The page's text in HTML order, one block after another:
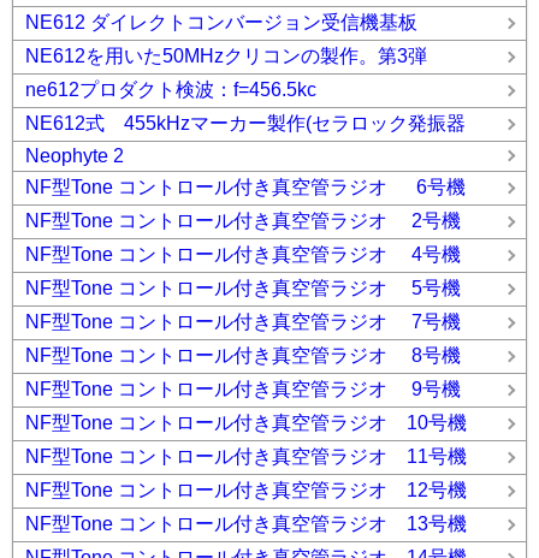
NE612 ダイレクトコンバージョン受信機基板
NE612を用いた50MHzクリコンの製作。第3弾
ne612プロダクト検波：f=456.5kc
NE612式 455kHzマーカー製作(セラロック発振器
Neophyte 2
NF型Tone コントロール付き真空管ラジオ 6号機
NF型Tone コントロール付き真空管ラジオ 2号機
NF型Tone コントロール付き真空管ラジオ 4号機
NF型Tone コントロール付き真空管ラジオ 5号機
NF型Tone コントロール付き真空管ラジオ 7号機
NF型Tone コントロール付き真空管ラジオ 8号機
NF型Tone コントロール付き真空管ラジオ 9号機
NF型Tone コントロール付き真空管ラジオ 10号機
NF型Tone コントロール付き真空管ラジオ 11号機
NF型Tone コントロール付き真空管ラジオ 12号機
NF型Tone コントロール付き真空管ラジオ 13号機